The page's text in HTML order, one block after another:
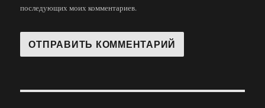
последующих моих комментариев.